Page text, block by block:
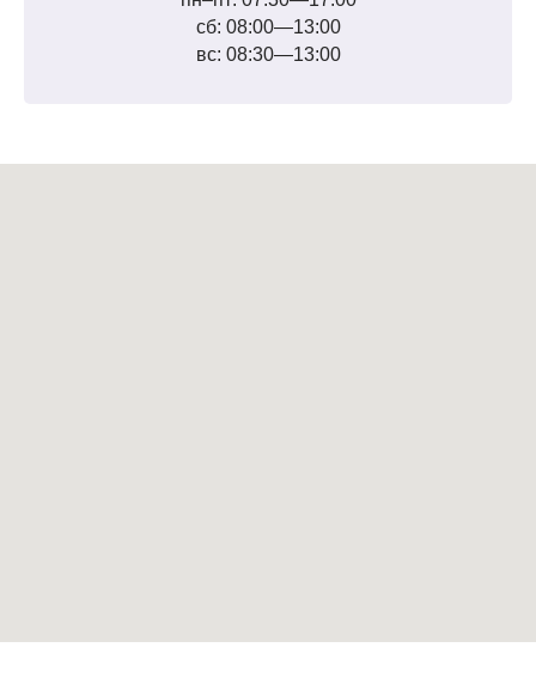
сб: 08:00—13:00
вс: 08:30—13:00